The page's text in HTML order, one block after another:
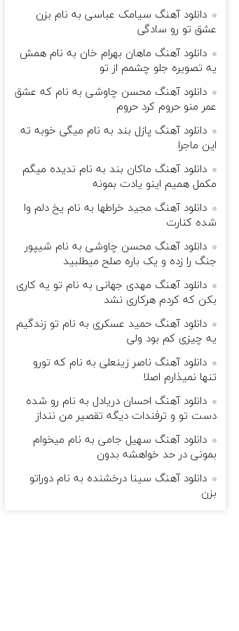
دانلود آهنگ سیامک عباسی به نام بزن
عشق تو رو سادگی
دانلود آهنگ ماهان بهرام خان به نام همش
یه تصویره جلو چشمم از تو
دانلود آهنگ محسن چاوشی به نام که عشق
عمر منو حروم کرد حروم
دانلود آهنگ پازل بند به نام میگی خوبه ته
این ماجرا
دانلود آهنگ ماکان بند به نام ندیده میگم
مکمل همیم اینو یادت بمونه
دانلود آهنگ مجید خراطها به نام یخ دلم وا
شده کنارت
دانلود آهنگ محسن چاوشی به نام شیپور
جنگ را زده و یک باره صلح میطلبید
دانلود آهنگ مهدی جهانی به نام تو یه کاری
بکن که کردم هرکاری نشد
دانلود آهنگ حمید عسکری به نام تو زندگیم
یه چیزی کم بود ولی
دانلود آهنگ ناصر زینعلی به نام که تورو
تنها نمیذارم اصلا
دانلود آهنگ احسان دریادل به نام رو شده
دست تو و ترفندات دیگه تقصیر من ننداز
دانلود آهنگ سهیل جامی به نام میخوام
بمونی در حد خواهشه بدون
دانلود آهنگ سینا درخشنده به نام دوراتو
بزن